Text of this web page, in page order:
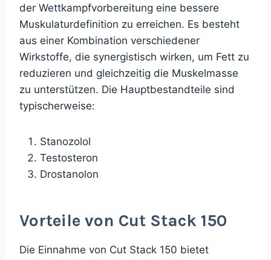
der Wettkampfvorbereitung eine bessere
Muskulaturdefinition zu erreichen. Es besteht
aus einer Kombination verschiedener
Wirkstoffe, die synergistisch wirken, um Fett zu
reduzieren und gleichzeitig die Muskelmasse
zu unterstützen. Die Hauptbestandteile sind
typischerweise:
Stanozolol
Testosteron
Drostanolon
Vorteile von Cut Stack 150
Die Einnahme von Cut Stack 150 bietet